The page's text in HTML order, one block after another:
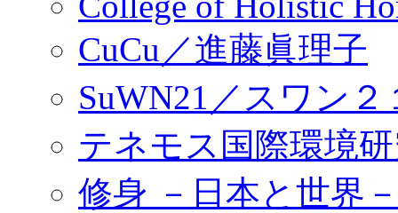
CuCu／進藤眞理子
SuWN21／スワン２
テネモス国際環境
修身 －日本と世界